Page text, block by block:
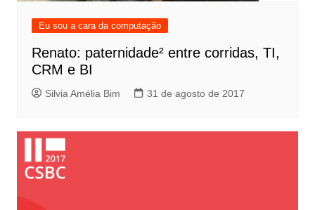
Eu sou a cara da computação
Renato: paternidade² entre corridas, TI,
CRM e BI
Silvia Amélia Bim 31 de agosto de 2017